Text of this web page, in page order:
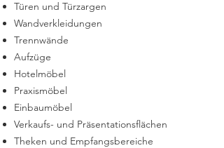
Türen und Türzargen
Wandverkleidungen
Trennwände
Aufzüge
Hotelmöbel
Praxismöbel
Einbaumöbel
Verkaufs- und Präsentationsflächen
Theken und Empfangsbereiche